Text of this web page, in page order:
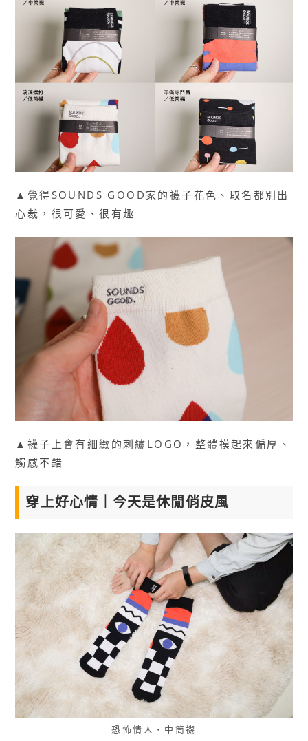
▲覺得SOUNDS GOOD家的襪子花色、取名都別出
心裁，很可愛、很有趣
▲襪子上會有細緻的刺繡LOGO，整體摸起來偏厚、
觸感不錯
穿上好心情｜今天是休閒俏皮風
恐怖情人・中筒襪